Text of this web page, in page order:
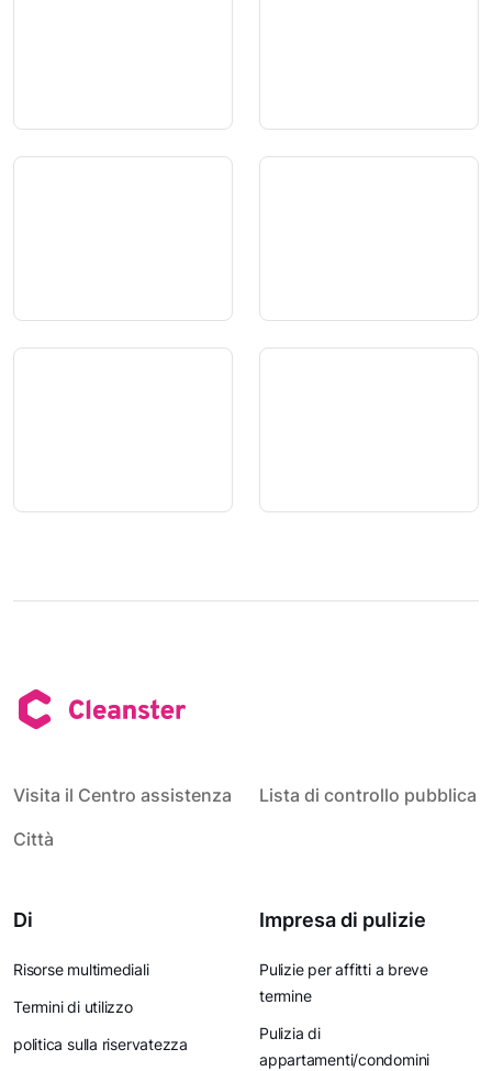
Visita il Centro assistenza
Lista di controllo pubblica
Città
Di
Risorse multimediali
Termini di utilizzo
politica sulla riservatezza
Impresa di pulizie
Pulizie per affitti a breve
termine
Pulizia di
appartamenti/condomini